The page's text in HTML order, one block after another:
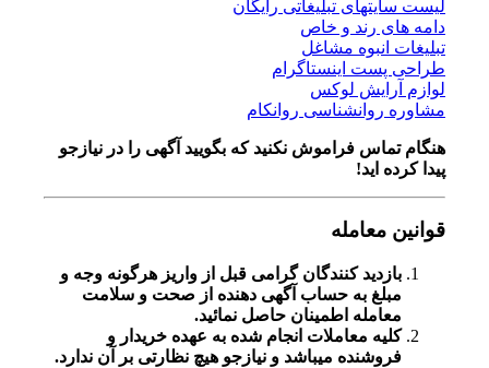
لیست سایتهای تبلیغاتی رایگان
دامه های رند و خاص
تبلیغات انبوه مشاغل
طراحی پست اینستاگرام
لوازم آرایش لوکس
مشاوره روانشناسی روانکام
هنگام تماس فراموش نکنید که بگویید آگهی را در نیازجو
پیدا کرده اید!
قوانین معامله
بازدید کنندگان گرامی قبل از واریز هرگونه وجه و
مبلغ به حساب آگهی دهنده از صحت و سلامت
معامله اطمینان حاصل نمائید.
کلیه معاملات انجام شده به عهده خریدار و
فروشنده میباشد و نیازجو هیچ نظارتی بر آن ندارد.